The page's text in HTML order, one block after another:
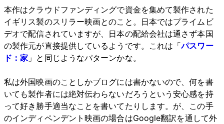
本作はクラウドファンディングで資金を集めて製作された
イギリス製のスリラー映画とのこと。日本ではプライムビ
デオで配信されていますが、日本の配給会社は通さず本国
の製作元が直接提供しているようです。これは「パスワー
ド：家 」と同じようなパターンかな。
私は外国映画のことしかブログには書かないので、何を書
いても製作者には絶対伝わらないだろうという安心感を持
って好き勝手適当なことを書いてたりします。が、この手
のインディペンデント映画の場合はGoogle翻訳を通して外